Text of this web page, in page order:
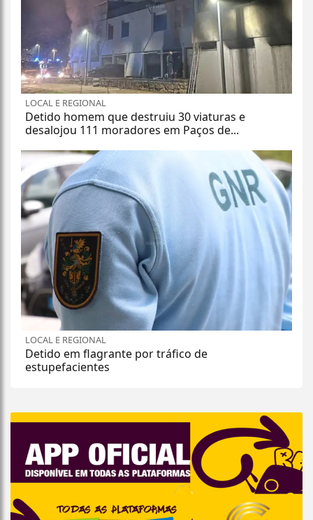
LOCAL E REGIONAL
Detido homem que destruiu 30 viaturas e
desalojou 111 moradores em Paços de...
LOCAL E REGIONAL
Detido em flagrante por tráfico de
estupefacientes